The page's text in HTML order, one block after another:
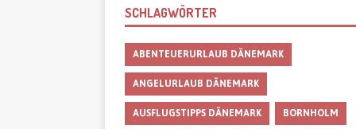
SCHLAGWÖRTER
ABENTEUERURLAUB DÄNEMARK
ANGELURLAUB DÄNEMARK
AUSFLUGSTIPPS DÄNEMARK BORNHOLM